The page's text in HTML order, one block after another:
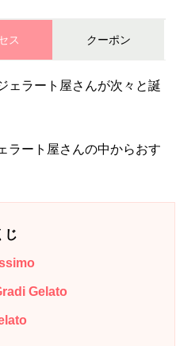
ス クーポン
ェラート屋さんが次々と誕
ラート屋さんの中からおす
じ
Gelato